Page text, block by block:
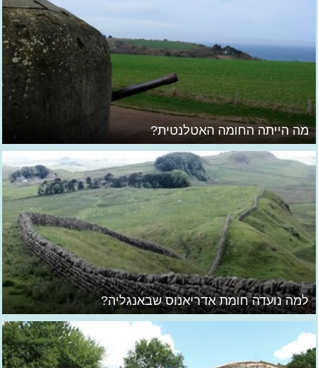
מה הייתה החומה האטלנטית?
למה נועדה חומת אדריאנוס שבאנגליה?